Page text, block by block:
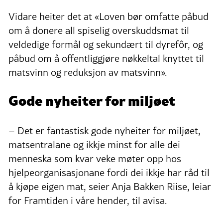
Vidare heiter det at «Loven bør omfatte påbud
om å donere all spiselig overskuddsmat til
veldedige formål og sekundært til dyrefôr, og
påbud om å offentliggjøre nøkkeltal knyttet til
matsvinn og reduksjon av matsvinn».
Gode nyheiter for miljøet
– Det er fantastisk gode nyheiter for miljøet,
matsentralane og ikkje minst for alle dei
menneska som kvar veke møter opp hos
hjelpeorganisasjonane fordi dei ikkje har råd til
å kjøpe eigen mat, seier Anja Bakken Riise, leiar
for Framtiden i våre hender, til avisa.